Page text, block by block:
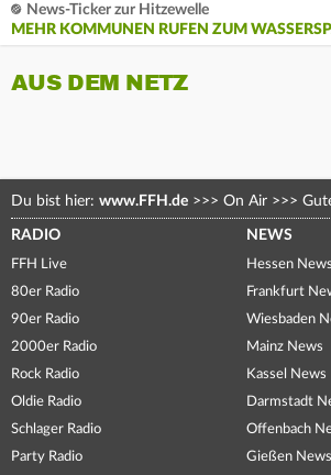
News-Ticker zur Hitzewelle
MEHR KOMMUNEN RUFEN ZUM
AUS DEM NETZ
Du bist hier: www.FFH.de >>> On Air >>>
RADIO
FFH Live
80er Radio
90er Radio
2000er Radio
Rock Radio
Oldie Radio
Schlager Radio
Party Radio
NEWS
Hessen News
Frankfurt
Wiesbaden
Mainz News
Kassel News
Darmstadt
Offenbach
Gießen News